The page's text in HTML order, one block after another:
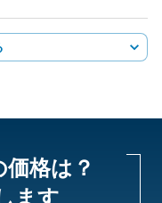
格は？
ます